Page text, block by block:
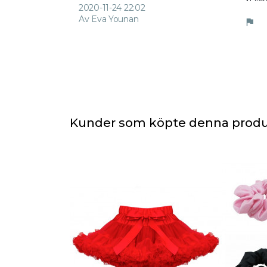
2020-11-24 22:02
Av Eva Younan
flag
Kunder som köpte denna